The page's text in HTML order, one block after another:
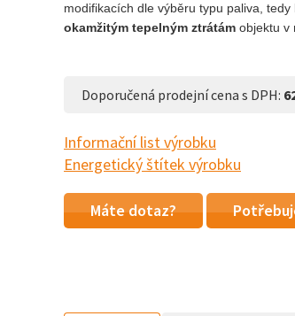
modifikacích dle výběru typu paliva,
okamžitým tepelným ztrátám objektu v
Doporučená prodejní cena s DPH:
Informační list výrobku
Energetický štítek výrobku
Máte dotaz?